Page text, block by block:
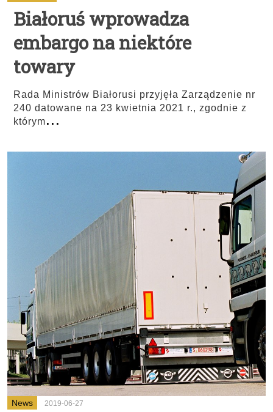
Białoruś wprowadza
embargo na niektóre
towary
Rada Ministrów Białorusi przyjęła Zarządzenie nr
240 datowane na 23 kwietnia 2021 r., zgodnie z
którym...
News 2019-06-27